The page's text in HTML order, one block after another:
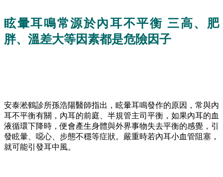
眩暈耳鳴常源於內耳不平衡 三高、肥
胖、溫差大等因素都是危險因子
安泰淞鶴診所孫浩陽醫師指出，眩暈耳鳴發作的原因，常與內
耳不平衡有關，內耳的前庭、半規管主司平衡，如果內耳的血
液循環下降時，便會產生身體與外界事物失去平衡的感覺，引
發眩暈、噁心、步態不穩等症狀。嚴重時若內耳小血管阻塞，
就可能引發耳中風。